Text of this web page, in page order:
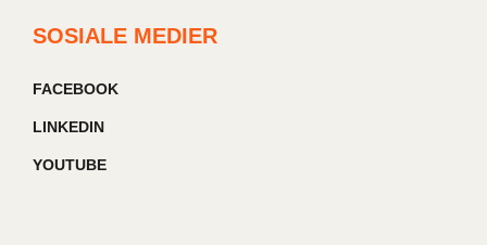
SOSIALE MEDIER
FACEBOOK
LINKEDIN
YOUTUBE